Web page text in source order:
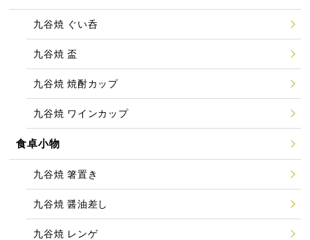
九谷焼 ぐい呑
九谷焼 盃
九谷焼 焼酎カップ
九谷焼 ワインカップ
食卓小物
九谷焼 箸置き
九谷焼 醤油差し
九谷焼 レンゲ